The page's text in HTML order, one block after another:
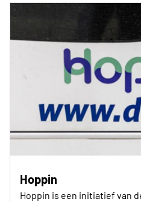
Hoppin
Hoppin is een initiatief van